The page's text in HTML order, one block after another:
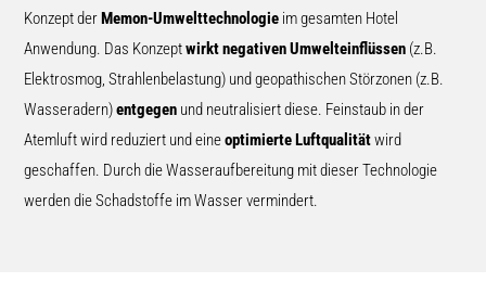
Konzept derMemon-Umwelttechnologie im gesamten Hotel
Anwendung. Das Konzeptwirkt negativen Umwelteinflüssen (z.B.
Elektrosmog, Strahlenbelastung) und geopathischen Störzonen (z.B.
Wasseradern)entgegen und neutralisiert diese. Feinstaub in der
Atemluft wird reduziert und eineoptimierte Luftqualitätwird
geschaffen. Durch die Wasseraufbereitung mit dieser Technologie
werden die Schadstoffe im Wasser vermindert.